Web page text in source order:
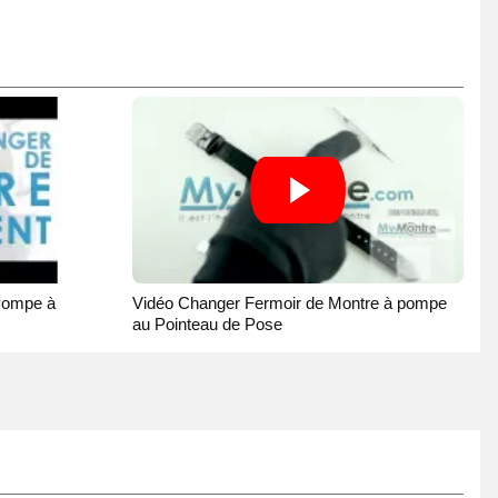
à
Vidéo Changer Fermoir de Montre à pompe
au Pointeau de Pose